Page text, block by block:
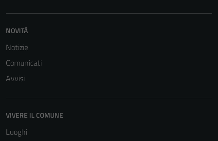
NOVITÀ
Notizie
Comunicati
Avvisi
VIVERE IL COMUNE
Luoghi
Questi cookie